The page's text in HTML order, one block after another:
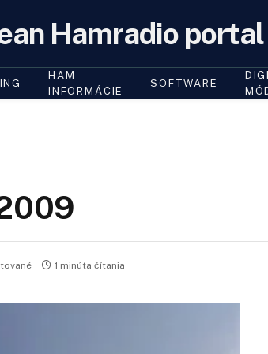
Hamradio portal
HAM
INFORMÁCIE
SOFTWARE
1 minúta čítania